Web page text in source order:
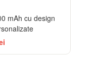
mAh cu design